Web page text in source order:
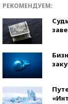
РЕКОМЕНДУЕМ: